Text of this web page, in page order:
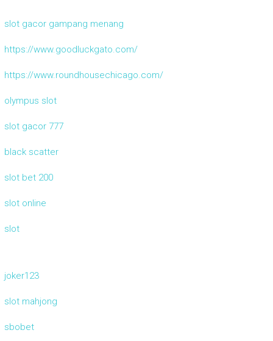
slot gacor gampang menang
https://www.goodluckgato.com/
https://www.roundhousechicago.com/
olympus slot
slot gacor 777
black scatter
slot bet 200
slot online
slot
joker123
slot mahjong
sbobet